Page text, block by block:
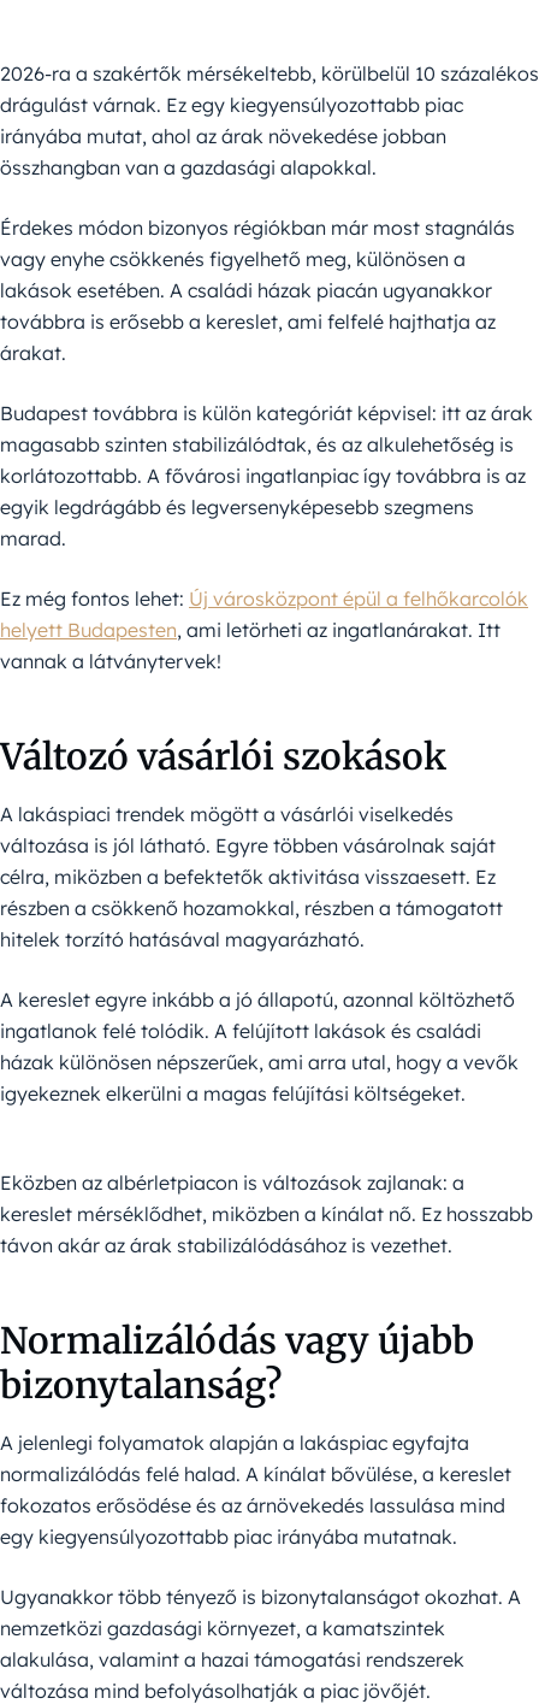
2026-ra a szakértők mérsékeltebb, körülbelül 10 százalékos
drágulást várnak. Ez egy kiegyensúlyozottabb piac
irányába mutat, ahol az árak növekedése jobban
összhangban van a gazdasági alapokkal.
Érdekes módon bizonyos régiókban már most stagnálás
vagy enyhe csökkenés figyelhető meg, különösen a
lakások esetében. A családi házak piacán ugyanakkor
továbbra is erősebb a kereslet, ami felfelé hajthatja az
árakat.
Budapest továbbra is külön kategóriát képvisel: itt az árak
magasabb szinten stabilizálódtak, és az alkulehetőség is
korlátozottabb. A fővárosi ingatlanpiac így továbbra is az
egyik legdrágább és legversenyképesebb szegmens
marad.
Ez még fontos lehet: Új városközpont épül a felhőkarcolók
helyett Budapesten, ami letörheti az ingatlanárakat. Itt
vannak a látványtervek!
Változó vásárlói szokások
A lakáspiaci trendek mögött a vásárlói viselkedés
változása is jól látható. Egyre többen vásárolnak saját
célra, miközben a befektetők aktivitása visszaesett. Ez
részben a csökkenő hozamokkal, részben a támogatott
hitelek torzító hatásával magyarázható.
A kereslet egyre inkább a jó állapotú, azonnal költözhető
ingatlanok felé tolódik. A felújított lakások és családi
házak különösen népszerűek, ami arra utal, hogy a vevők
igyekeznek elkerülni a magas felújítási költségeket.
Eközben az albérletpiacon is változások zajlanak: a
kereslet mérséklődhet, miközben a kínálat nő. Ez hosszabb
távon akár az árak stabilizálódásához is vezethet.
Normalizálódás vagy újabb
bizonytalanság?
A jelenlegi folyamatok alapján a lakáspiac egyfajta
normalizálódás felé halad. A kínálat bővülése, a kereslet
fokozatos erősödése és az árnövekedés lassulása mind
egy kiegyensúlyozottabb piac irányába mutatnak.
Ugyanakkor több tényező is bizonytalanságot okozhat. A
nemzetközi gazdasági környezet, a kamatszintek
alakulása, valamint a hazai támogatási rendszerek
változása mind befolyásolhatják a piac jövőjét.